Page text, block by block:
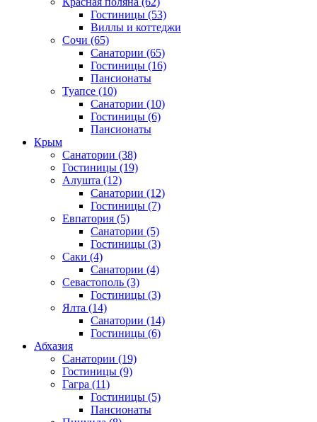
Гостиницы (53)
Виллы и коттеджи
Сочи (65)
Санатории (65)
Гостиницы (16)
Пансионаты
Туапсе (10)
Санатории (10)
Гостиницы (6)
Пансионаты
Крым
Санатории (38)
Гостиницы (19)
Алушта (12)
Санатории (12)
Гостиницы (7)
Евпатория (5)
Санатории (5)
Гостиницы (3)
Саки (4)
Санатории (4)
Севастополь (3)
Гостиницы (3)
Ялта (14)
Санатории (14)
Гостиницы (6)
Абхазия
Санатории (19)
Гостиницы (9)
Гагра (11)
Гостиницы (5)
Пансионаты